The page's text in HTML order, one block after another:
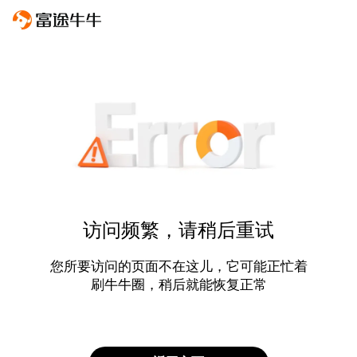
访问频繁，请稍后重试
您所要访问的页面不在这儿，它可能正忙着
刷牛牛圈，稍后就能恢复正常